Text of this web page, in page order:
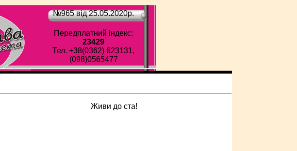
№965 від 25.05.2020p.
Передплатний індекс:
23429
Тел. +38(0362) 623131,
(098)0565477